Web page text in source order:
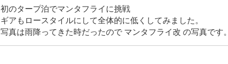
初のタープ泊でマンタフライに挑戦
ギアもロースタイルにして全体的に低くしてみました。
写真は雨降ってきた時だったので マンタフライ改 の写真です。